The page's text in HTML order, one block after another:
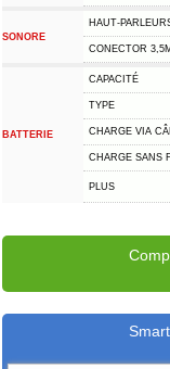
SONORE
HAUT-
CONECTOR
BATTERIE
CAPACITÉ
TYPE
CHARGE VIA
CHARGE SANS
PLUS